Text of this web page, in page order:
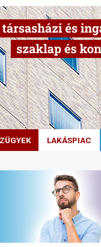
LAKÁSPIAC